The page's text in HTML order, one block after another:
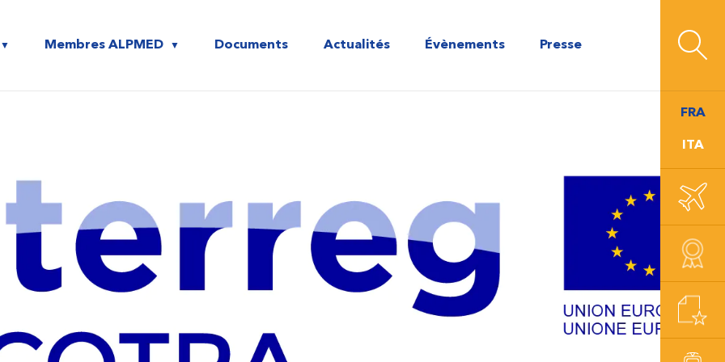
Membres ALPMED Documents Actualités Évènements Presse
FRA
ITA